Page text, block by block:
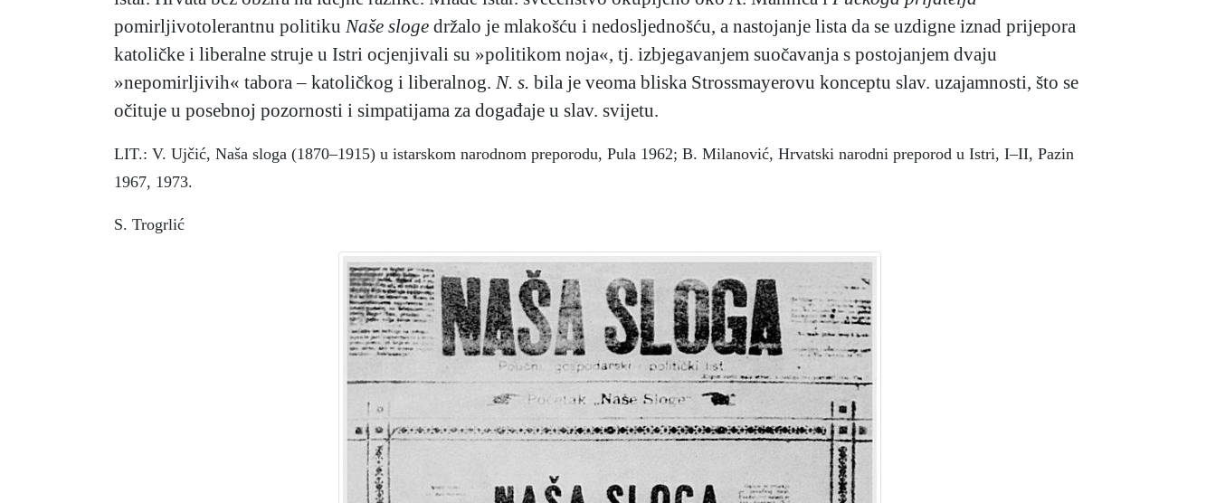
pomirljivotolerantnu politiku Naše sloge držalo je mlakošću i nedosljednošću, a nastojanje lista da se uzdigne iznad prijepora
katoličke i liberalne struje u Istri ocjenjivali su »politikom noja«, tj. izbjegavanjem suočavanja s postojanjem dvaju
»nepomirljivih« tabora – katoličkog i liberalnog. N. s. bila je veoma bliska Strossmayerovu konceptu slav. uzajamnosti, što se
očituje u posebnoj pozornosti i simpatijama za događaje u slav. svijetu.
LIT.: V. Ujčić, Naša sloga (1870–1915) u istarskom narodnom preporodu, Pula 1962; B. Milanović, Hrvatski narodni preporod u Istri, I–II, Pazin
1967, 1973.
S. Trogrlić